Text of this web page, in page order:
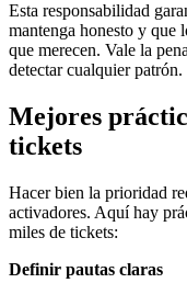
Esta responsabilidad
mantenga honesto y que
que merecen. Vale la
detectar cualquier patrón.
Mejores
tickets
Hacer bien la prioridad
activadores. Aquí hay
miles de tickets:
Definir pautas claras